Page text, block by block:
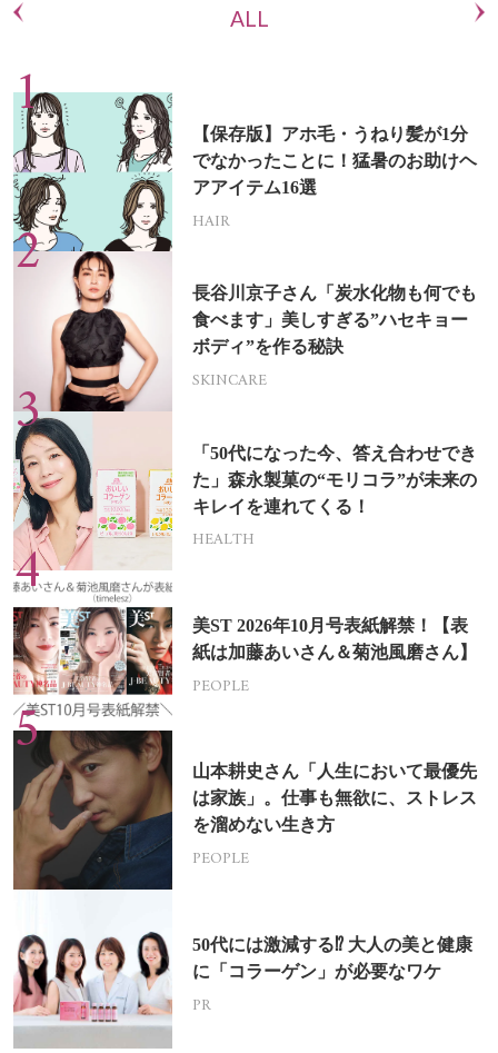
ALL
【保存版】アホ毛・うねり髪が1分
でなかったことに！猛暑のお助けヘ
アアイテム16選
HAIR
長谷川京子さん「炭水化物も何でも
食べます」美しすぎる”ハセキョー
ボディ”を作る秘訣
SKINCARE
「50代になった今、答え合わせでき
た」森永製菓の“モリコラ”が未来の
キレイを連れてくる！
HEALTH
美ST 2026年10月号表紙解禁！【表
紙は加藤あいさん＆菊池風磨さん】
PEOPLE
山本耕史さん「人生において最優先
は家族」。仕事も無欲に、ストレス
を溜めない生き方
PEOPLE
50代には激減する⁉ 大人の美と健康
に「コラーゲン」が必要なワケ
PR